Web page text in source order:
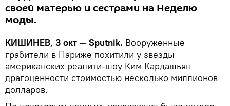
своей матерью и сестрами на Неделю
моды.
КИШИНЕВ, 3 окт — Sputnik. Вооруженные
грабители в Париже похитили у звезды
американских реалити-шоу Ким Кардашьян
драгоценности стоимостью несколько миллионов
долларов.